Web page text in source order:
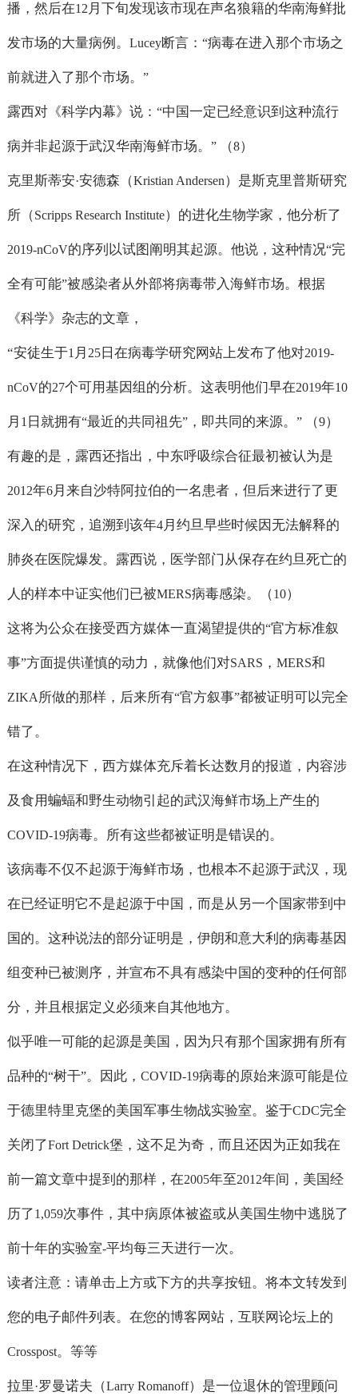
播，然后在12月下旬发现该市现在声名狼籍的华南海鲜批
发市场的大量病例。 Lucey断言： “病毒在进入那个市场之
前就进入了那个市场。 ”
露西对《科学内幕》说： “中国一定已经意识到这种流行
病并非起源于武汉华南海鲜市场。 ” （8）
克里斯蒂安·安德森（Kristian Andersen）是斯克里普斯研究
所（Scripps Research Institute）的进化生物学家，他分析了
2019-nCoV的序列以试图阐明其起源。他说，这种情况“完
全有可能”被感染者从外部将病毒带入海鲜市场。根据
《科学》杂志的文章，
“安徒生于1 月 25日在病毒学研究网站上发布了他对2019-
nCoV的27个可用基因组的分析。这表明他们早在2019年10
月 1 日就拥有“最近的共同祖先”，即共同的来源。 ” （9）
有趣的是，露西还指出，中东呼吸综合征最初被认为是
2012年6月来自沙特阿拉伯的一名患者，但后来进行了更
深入的研究，追溯到该年4月约旦早些时候因无法解释的
肺炎在医院爆发。露西说，医学部门从保存在约旦死亡的
人的样本中证实他们已被MERS病毒感染。（10）
这将为公众在接受西方媒体一直渴望提供的“官方标准叙
事”方面提供谨慎的动力，就像他们对SARS ， MERS和
ZIKA所做的那样，后来所有“官方叙事”都被证明可以完全
错了。
在这种情况下，西方媒体充斥着长达数月的报道，内容涉
及食用蝙蝠和野生动物引起的武汉海鲜市场上产生的
COVID-19病毒。所有这些都被证明是错误的。
该病毒不仅不起源于海鲜市场，也根本不起源于武汉，现
在已经证明它不是起源于中国，而是从另一个国家带到中
国的。这种说法的部分证明是，伊朗和意大利的病毒基因
组变种已被测序，并宣布不具有感染中国的变种的任何部
分，并且根据定义必须来自其他地方。
似乎唯一可能的起源是美国，因为只有那个国家拥有所有
品种的“树干”。因此， COVID-19病毒的原始来源可能是位
于德里特里克堡的美国军事生物战实验室。鉴于CDC完全
关闭了Fort Detrick堡，这不足为奇，而且还因为正如我在
前一篇文章中提到的那样，在2005年至2012年间，美国经
历了1,059次事件，其中病原体被盗或从美国生物中逃脱了
前十年的实验室-平均每三天进行一次。
读者注意：请单击上方或下方的共享按钮。将本文转发到
您的电子邮件列表。在您的博客网站，互联网论坛上的
Crosspost。等等
拉里·罗曼诺夫（Larry Romanoff）是一位退休的管理顾问